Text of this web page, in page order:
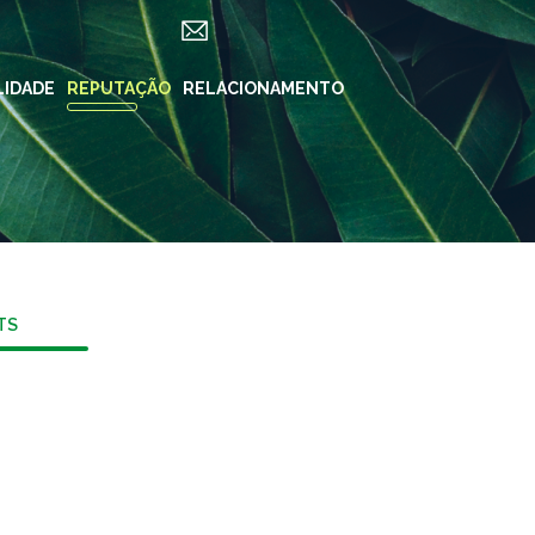
REPUTAÇÃO RELACIONAMENTO
ES
ForYou
Carreiras
REDES SOCIAIS
Instagram